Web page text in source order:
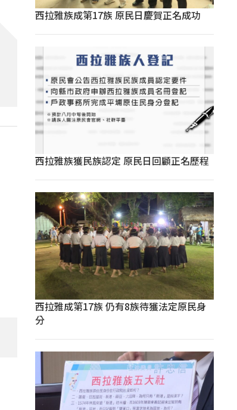
西拉雅族成第17族 原民日慶賀正名成功
西拉雅族獲民族認定 原民日回顧正名歷程
西拉雅成第17族 仍有8族待獲法定原民身
分